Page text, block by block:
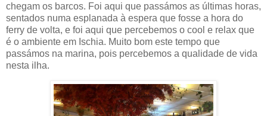
chegam os barcos. Foi aqui que passámos as últimas horas,
sentados numa esplanada à espera que fosse a hora do
ferry de volta, e foi aqui que percebemos o cool e relax que
é o ambiente em Ischia. Muito bom este tempo que
passámos na marina, pois percebemos a qualidade de vida
nesta ilha.